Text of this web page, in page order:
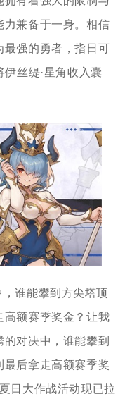
力兼备于一身。相信
最强的勇者，指日可
丝缇·星角收入囊
谁能攀到方尖塔顶
高额赛季奖金？让我
对决中，谁能攀到
最后拿走高额赛季奖
日大作战活动现已拉